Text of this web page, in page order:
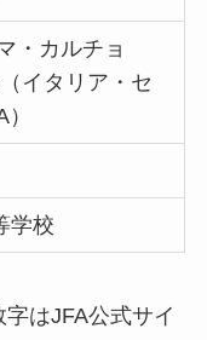
・カルチョ
イタリア・セ
学校
はJFA公式サイ